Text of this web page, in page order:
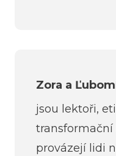
Zora a
jsou lektoři,
provázejí lidi